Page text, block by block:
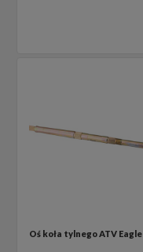
Oś koła tylnego ATV Eagle